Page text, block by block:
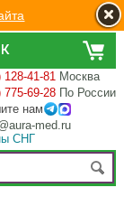
128-41-81 Москва
775-69-28 По России
нам
med.ru
СНГ